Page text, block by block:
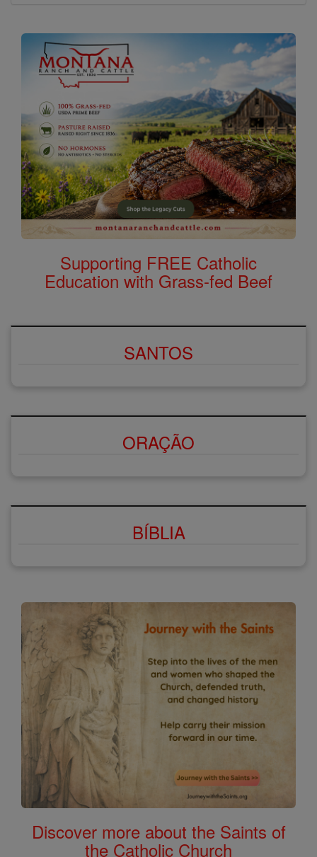
Supporting FREE Catholic
Education with Grass-fed Beef
SANTOS
ORAÇÃO
BÍBLIA
Discover more about the Saints of
the Catholic Church